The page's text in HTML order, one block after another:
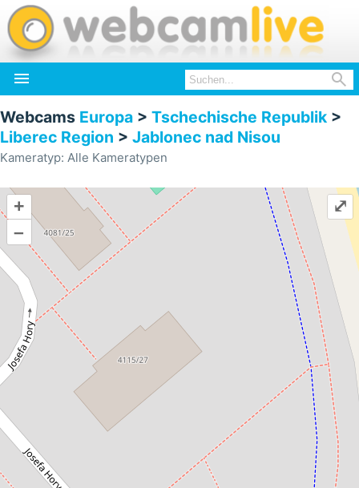
 
Webcams Europa > Tschechische Republik >
Liberec Region > Jablonec nad Nisou
Kameratyp: Alle Kameratypen
+
–
⤢